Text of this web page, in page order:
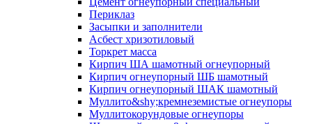
Периклаз
Засыпки и заполнители
Асбест хризотиловый
Торкрет масса
Кирпич ША шамотный огнеупорный
Кирпич огнеупорный ШБ шамотный
Кирпич огнеупорный ШАК шамотный
Муллито&shy;­кремнеземистые огнеупоры
Муллито­корундовые огнеупоры